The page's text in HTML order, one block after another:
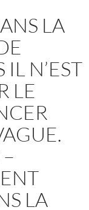
LA
IL N’EST
LE
LA